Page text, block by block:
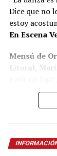
Dice que no
estoy
En Escena
Mensú de
Litoral
momentos
para
de la
“nunca me